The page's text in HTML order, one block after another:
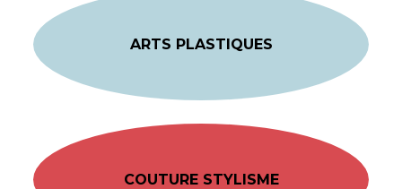
ARTS PLASTIQUES
COUTURE STYLISME